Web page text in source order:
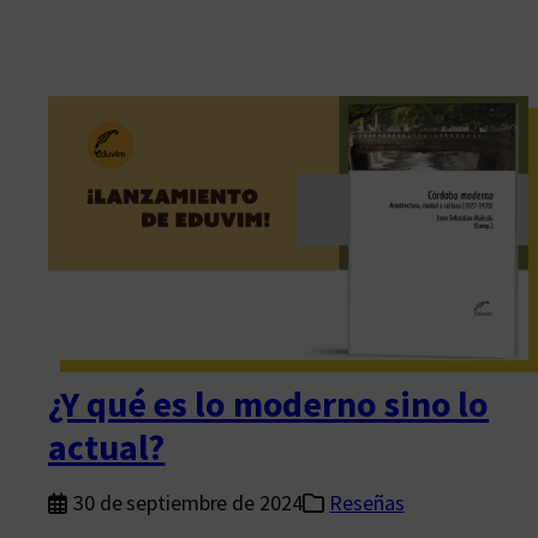
¿Y qué es lo moderno sino lo
actual?
30 de septiembre de 2024 Reseñas